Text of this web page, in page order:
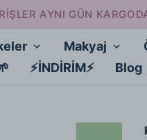
AYNI GÜN
Makyaj
⚡İNDİRİM⚡ Blog